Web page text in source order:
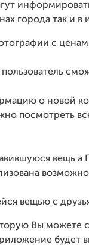
города так и в
с
о новой
посмотреть
вещь а
вещью с
Вы можете